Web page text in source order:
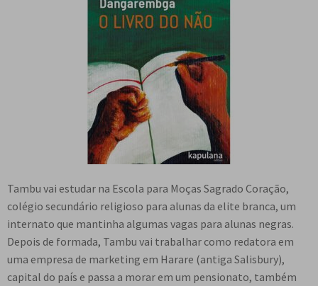
Tambu vai estudar na Escola para Moças Sagrado Coração,
colégio secundário religioso para alunas da elite branca, um
internato que mantinha algumas vagas para alunas negras.
Depois de formada, Tambu vai trabalhar como redatora em
uma empresa de marketing em Harare (antiga Salisbury),
capital do país e passa a morar em um pensionato, também